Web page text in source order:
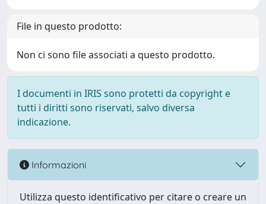
File in questo prodotto:
Non ci sono file associati a questo prodotto.
I documenti in IRIS sono protetti da copyright e
tutti i diritti sono riservati, salvo diversa
indicazione.
Informazioni
Utilizza questo identificativo per citare o creare un